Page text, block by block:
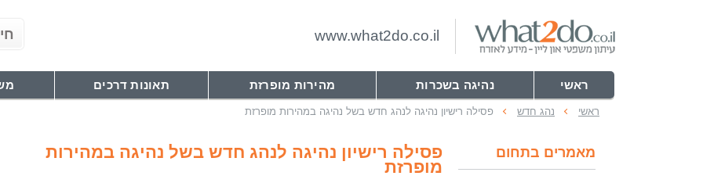
www.what2do.co.il
ראשי נהיגה בשכרות מהירות מופרזת תאונות דרכים
ראשי נהג חדש פסילה רישיון נהיגה לנהג חדש בשל נהיגה במהירות מופרזת
פסילה רישיון נהיגה לנהג חדש בשל נהיגה במהירות
מופרזת
מאמרים בתחום